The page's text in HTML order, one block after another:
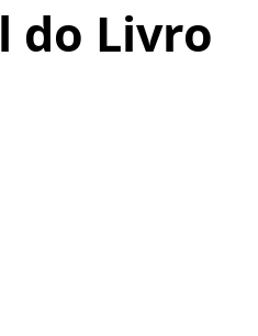
do Livro